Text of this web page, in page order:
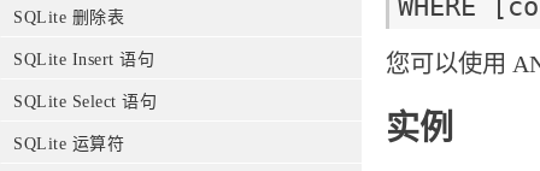
SQLite 删除表
SQLite Insert 语句
SQLite Select 语句
SQLite 运算符
您可以使用
实例